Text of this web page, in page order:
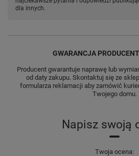
dla innych.
GWARANCJA
Producent gwarantuje naprawę lub
od daty zakupu. Skontaktuj się ze
formularza reklamacji aby zamówić
Twojego domu.
Napisz swoją
Twoja ocena: